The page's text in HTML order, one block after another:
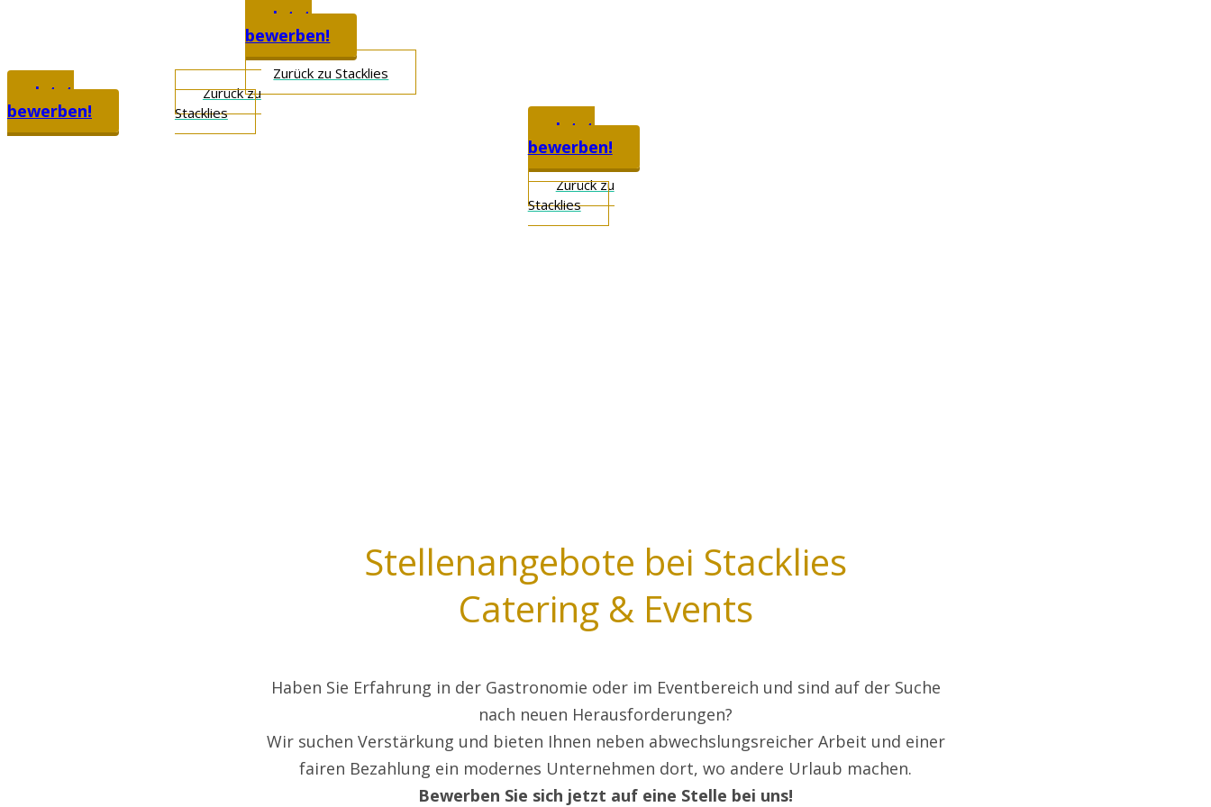
Jetzt
bewerben!
Zurück zu Stacklies
Jetzt
bewerben!
Zurück zu
Stacklies
Jetzt
bewerben!
Zurück zu
Stacklies
Stellenangebote bei Stacklies
Catering & Events
Haben Sie Erfahrung in der Gastronomie oder im Eventbereich und sind auf der Suche
nach neuen Herausforderungen?
Wir suchen Verstärkung und bieten Ihnen neben abwechslungsreicher Arbeit und einer
fairen Bezahlung ein modernes Unternehmen dort, wo andere Urlaub machen.
Bewerben Sie sich jetzt auf eine Stelle bei uns!